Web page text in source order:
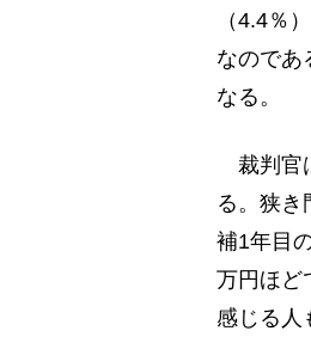
（4.4％
なのであ
なる。
裁判官
る。狭き
補1年目
万円ほど
感じる人